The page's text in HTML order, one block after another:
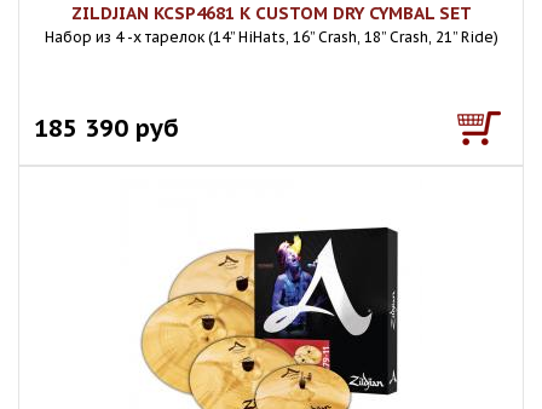
ZILDJIAN KCSP4681 K CUSTOM DRY CYMBAL SET
Набор из 4 -х тарелок (14” HiHats, 16” Crash, 18” Crash, 21” Ride)
185 390 руб